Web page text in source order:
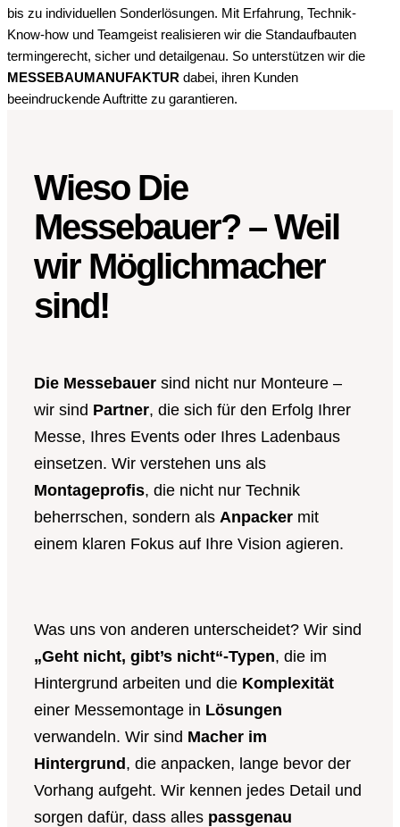
bis zu individuellen Sonderlösungen. Mit Erfahrung, Technik-
Know-how und Teamgeist realisieren wir die Standaufbauten
termingerecht, sicher und detailgenau. So unterstützen wir die
MESSEBAUMANUFAKTUR dabei, ihren Kunden
beeindruckende Auftritte zu garantieren.
Wieso Die
Messebauer? – Weil
wir Möglichmacher
sind!
Die Messebauer sind nicht nur Monteure –
wir sind Partner, die sich für den Erfolg Ihrer
Messe, Ihres Events oder Ihres Ladenbaus
einsetzen. Wir verstehen uns als
Montageprofis, die nicht nur Technik
beherrschen, sondern als Anpacker mit
einem klaren Fokus auf Ihre Vision agieren.
Was uns von anderen unterscheidet? Wir sind
„Geht nicht, gibt’s nicht“-Typen, die im
Hintergrund arbeiten und die Komplexität
einer Messemontage in Lösungen
verwandeln. Wir sind Macher im
Hintergrund, die anpacken, lange bevor der
Vorhang aufgeht. Wir kennen jedes Detail und
sorgen dafür, dass alles passgenau